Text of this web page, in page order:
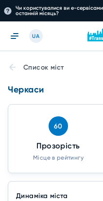
Чи користувалися ви е-сервісами
останній місяць?
UA
Список міст
Черкаси
60
Прозорість
Місце в рейтингу
Динаміка міста